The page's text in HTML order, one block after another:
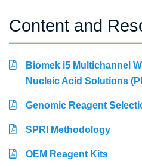
Content and
Biomek i5 Multichannel
Nucleic Acid Solutions
Genomic Reagent
SPRI Methodology
OEM Reagent Kits